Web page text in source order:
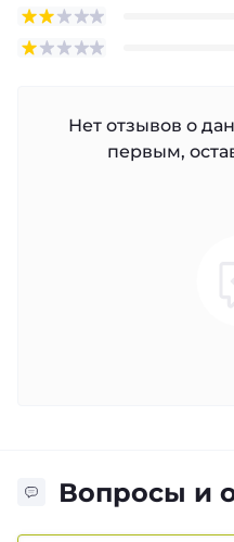
Нет отзывов о
первым,
Вопросы и